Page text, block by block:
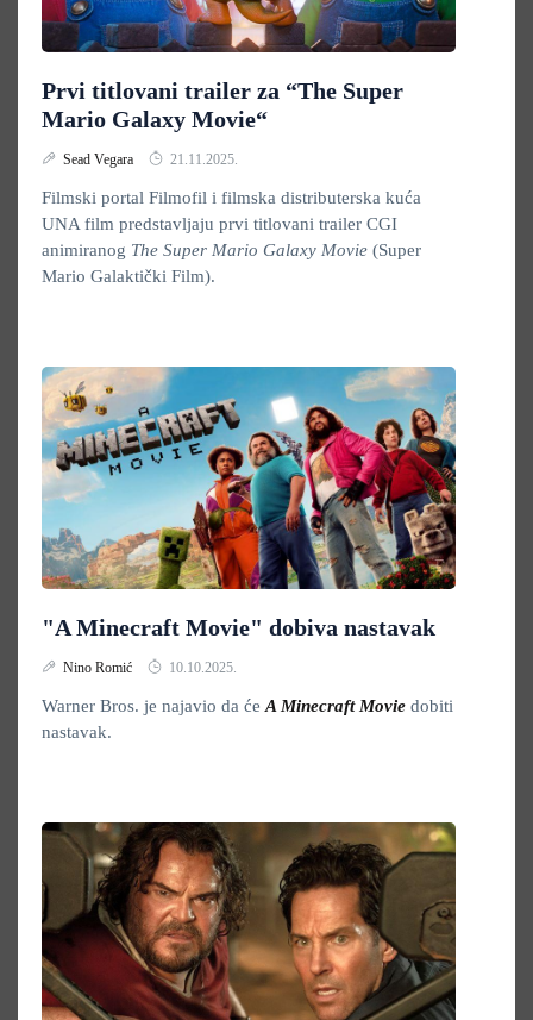
Prvi titlovani trailer za “The Super
Mario Galaxy Movie“
Sead Vegara 21.11.2025.
Filmski portal Filmofil i filmska distributerska kuća
UNA film predstavljaju prvi titlovani trailer CGI
animiranog The Super Mario Galaxy Movie (Super
Mario Galaktički Film).
"A Minecraft Movie" dobiva nastavak
Nino Romić 10.10.2025.
Warner Bros. je najavio da će A Minecraft Movie dobiti
nastavak.